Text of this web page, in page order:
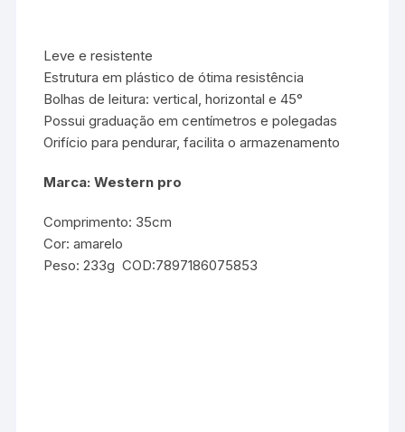
Leve e resistente
Estrutura em plástico de ótima resistência
Bolhas de leitura: vertical, horizontal e 45°
Possui graduação em centímetros e polegadas
Orifício para pendurar, facilita o armazenamento
Marca: Western pro
Comprimento: 35cm
Cor: amarelo
Peso: 233g COD:7897186075853